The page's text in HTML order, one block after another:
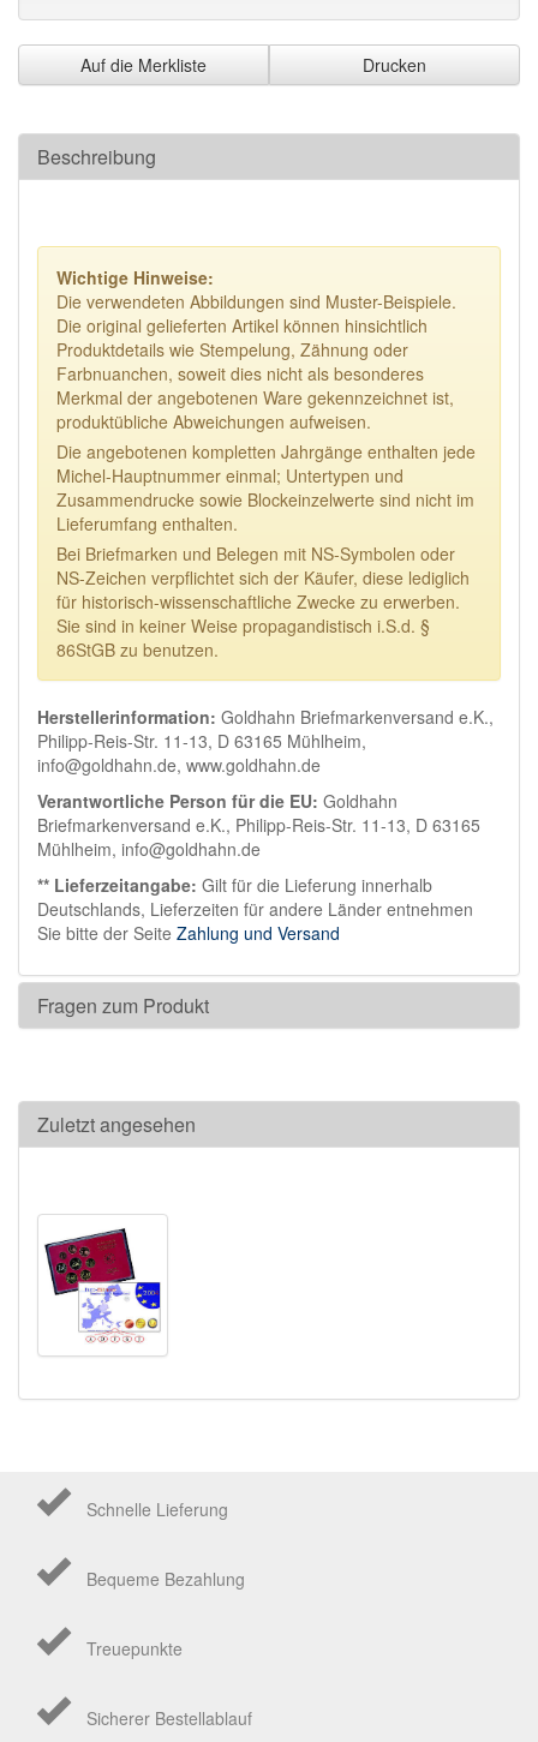
Auf die Merkliste Drucken
Beschreibung
Wichtige Hinweise:
Die verwendeten Abbildungen sind Muster-Beispiele.
Die original gelieferten Artikel können hinsichtlich
Produktdetails wie Stempelung, Zähnung oder
Farbnuanchen, soweit dies nicht als besonderes
Merkmal der angebotenen Ware gekennzeichnet ist,
produktübliche Abweichungen aufweisen.
Die angebotenen kompletten Jahrgänge enthalten jede
Michel-Hauptnummer einmal; Untertypen und
Zusammendrucke sowie Blockeinzelwerte sind nicht im
Lieferumfang enthalten.
Bei Briefmarken und Belegen mit NS-Symbolen oder
NS-Zeichen verpflichtet sich der Käufer, diese lediglich
für historisch-wissenschaftliche Zwecke zu erwerben.
Sie sind in keiner Weise propagandistisch i.S.d. §
86StGB zu benutzen.
Herstellerinformation: Goldhahn Briefmarkenversand e.K.,
Philipp-Reis-Str. 11-13, D 63165 Mühlheim,
info@goldhahn.de, www.goldhahn.de
Verantwortliche Person für die EU: Goldhahn
Briefmarkenversand e.K., Philipp-Reis-Str. 11-13, D 63165
Mühlheim, info@goldhahn.de
** Lieferzeitangabe: Gilt für die Lieferung innerhalb
Deutschlands, Lieferzeiten für andere Länder entnehmen
Sie bitte der Seite Zahlung und Versand
Fragen zum Produkt
Zuletzt angesehen
Schnelle Lieferung
Bequeme Bezahlung
Treuepunkte
Sicherer Bestellablauf